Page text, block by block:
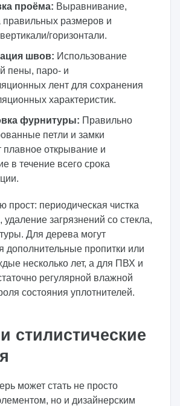
проёма: Выравнивание,
правильных размеров и
горизонтали.
швов: Использование
пены, паро- и
лент для сохранения
характеристик.
фурнитуры: Правильно
петли и замки
плавное открывание и
в течение всего срока
прост: периодическая чистка
загрязнений со стекла,
Для дерева могут
дополнительные пропитки или
несколько лет, а для ПВХ и
регулярной влажной
состояния уплотнителей.
стилистические
может стать не просто
но и дизайнерским